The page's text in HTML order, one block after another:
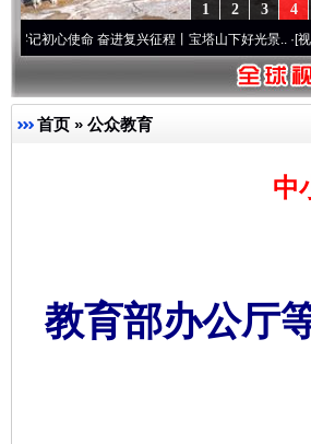
4
3
2
1
命 奋进复兴征程丨宝塔山下好光景..·[视频]因党而生
首页 » 公众教育
中
教育部办公厅